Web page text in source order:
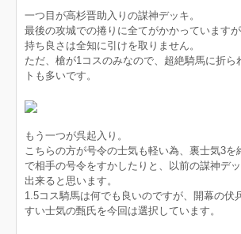
一つ目が高杉晋助入りの謀神デッキ。
最後の攻城での捲りに全てがかかっています
持ち良さは全知に引けを取りません。
ただ、槍が1コスのみなので、超絶騎馬に折ら
トも多いです。
もう一つが呉起入り。
こちらの方が号令の士気も軽い為、裏士気3を
で相手の号令をすかしたりと、以前の謀神デ
出来ると思います。
1.5コス騎馬は何でも良いのですが、開幕の伏
すい士気の甄氏を今回は選択しています。